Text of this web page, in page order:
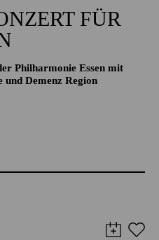
FÜR
Philharmonie Essen mit
und Demenz Region